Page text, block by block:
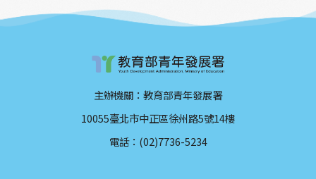
主辦機關：教育部青年發展署
10055臺北市中正區徐州路5號14樓
電話：(02)7736-5234